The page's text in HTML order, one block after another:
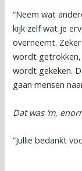
“Neem wat
kijk zelf wat je
overneemt.
wordt
wordt gekeken.
gaan mensen
Dat was ‘m,
“Jullie bedankt